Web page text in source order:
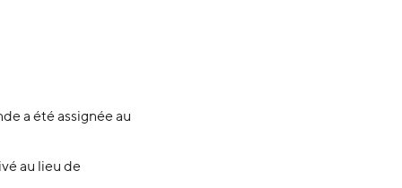
a été assignée au
au lieu de